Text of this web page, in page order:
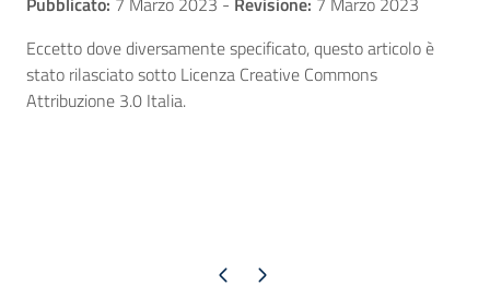
Eccetto dove diversamente specificato, questo articolo è
stato rilasciato sotto Licenza Creative Commons
Attribuzione 3.0 Italia.
Pagina precedente
Pagina successiva